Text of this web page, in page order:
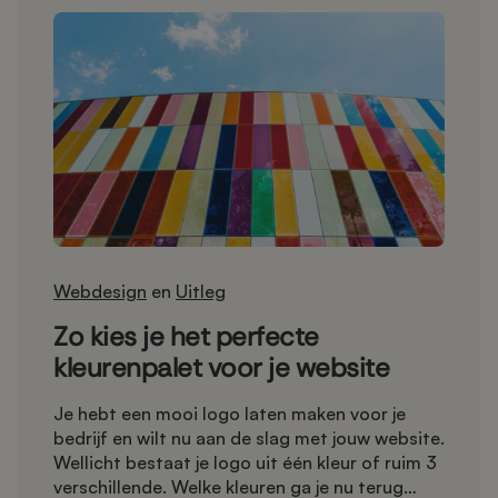
Webdesign en Uitleg
Zo kies je het perfecte
kleurenpalet voor je website
Je hebt een mooi logo laten maken voor je
bedrijf en wilt nu aan de slag met jouw website.
Wellicht bestaat je logo uit één kleur of ruim 3
verschillende. Welke kleuren ga je nu terug